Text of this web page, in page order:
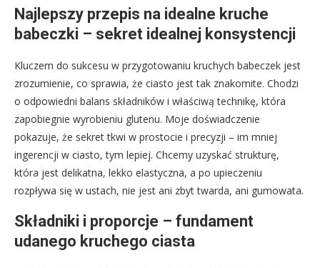
Najlepszy przepis na idealne kruche
babeczki – sekret idealnej konsystencji
Kluczem do sukcesu w przygotowaniu kruchych babeczek jest
zrozumienie, co sprawia, że ciasto jest tak znakomite. Chodzi
o odpowiedni balans składników i właściwą technikę, która
zapobiegnie wyrobieniu glutenu. Moje doświadczenie
pokazuje, że sekret tkwi w prostocie i precyzji – im mniej
ingerencji w ciasto, tym lepiej. Chcemy uzyskać strukturę,
która jest delikatna, lekko elastyczna, a po upieczeniu
rozpływa się w ustach, nie jest ani zbyt twarda, ani gumowata.
Składniki i proporcje – fundament
udanego kruchego ciasta